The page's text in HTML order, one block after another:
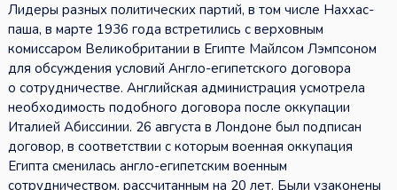
Лидеры разных политических партий, в том числе Наххас-
паша, в марте 1936 года встретились с верховным
комиссаром Великобритании в Египте Майлсом Лэмпсоном
для обсуждения условий Англо-египетского договора
о сотрудничестве. Английская администрация усмотрела
необходимость подобного договора после оккупации
Италией Абиссинии. 26 августа в Лондоне был подписан
договор, в соответствии с которым военная оккупация
Египта сменилась англо-египетским военным
сотрудничеством, рассчитанным на 20 лет. Были узаконены